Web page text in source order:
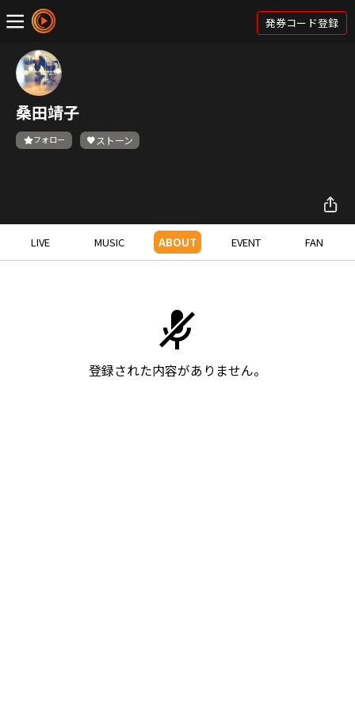
発券コード登録
桑田靖子
フォロー ストーン
LIVE MUSIC ABOUT EVENT FAN
登録された内容がありません。